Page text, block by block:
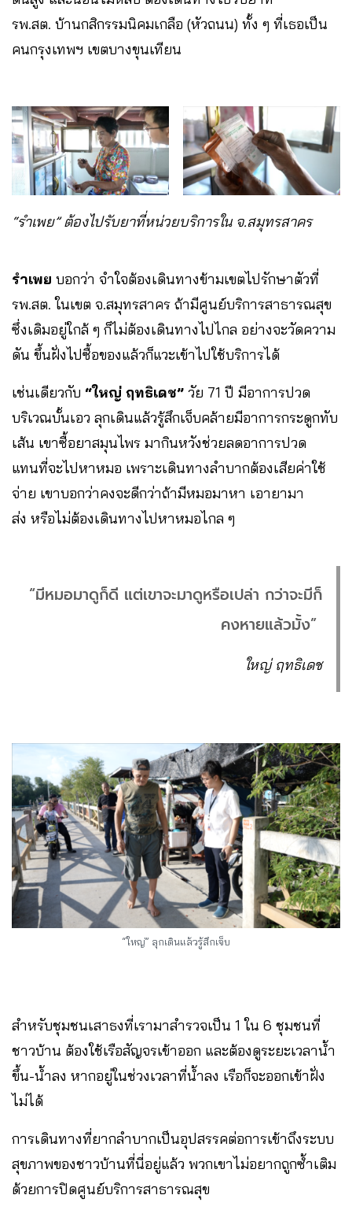
รพ.สต. บ้านกสิกรรมนิคมเกลือ (หัวถนน) ทั้ง ๆ ที่เธอเป็น
คนกรุงเทพฯ​ เขตบางขุนเทียน
“รำเพย” ต้องไปรับยาที่หน่วยบริการใน จ.สมุทรสาคร
รำเพย บอกว่า จำใจต้องเดินทางข้ามเขตไปรักษาตัวที่
รพ.สต. ในเขต จ.สมุทรสาคร ถ้ามีศูนย์บริการสาธารณสุข
ซึ่งเดิมอยู่ใกล้ ๆ ก็ไม่ต้องเดินทางไปไกล อย่างจะวัดความ
ดัน ขึ้นฝั่งไปซื้อของแล้วก็แวะเข้าไปใช้บริการได้
เช่นเดียวกับ “ใหญ่ ฤทธิเดช” วัย 71 ปี มีอาการปวด
บริเวณบั้นเอว ลุกเดินแล้วรู้สึกเจ็บคล้ายมีอาการกระดูกทับ
เส้น เขาซื้อยาสมุนไพร มากินหวังช่วยลดอาการปวด
แทนที่จะไปหาหมอ เพราะเดินทางลำบากต้องเสียค่าใช้
จ่าย​ เขาบอกว่าคงจะดีกว่าถ้ามีหมอมาหา​ เอายามา
ส่ง หรือไม่ต้องเดินทางไปหาหมอไกล ๆ​
“มีหมอมาดูก็ดี แต่เขาจะมาดูหรือเปล่า กว่าจะมีก็
คงหายแล้วมั้ง”
ใหญ่ ฤทธิเดช
“ใหญ่” ลุกเดินแล้วรู้สึกเจ็บ
สำหรับชุมชนเสาธงที่เรามาสำรวจเป็น 1 ใน 6 ชุมชนที่
ชาวบ้าน ต้องใช้เรือสัญจรเข้าออก​ และต้องดูระยะเวลาน้ำ
ขึ้น-น้ำลง หากอยู่ในช่วงเวลาที่น้ำลง​ เรือก็จะออกเข้าฝั่ง
ไม่ได้
การเดินทางที่ยากลำบากเป็นอุปสรรคต่อการเข้าถึงระบบ
สุขภาพของชาวบ้านที่นี่อยู่แล้ว พวกเขาไม่อยากถูกซ้ำเติม
ด้วยการปิดศูนย์บริการสาธารณสุข